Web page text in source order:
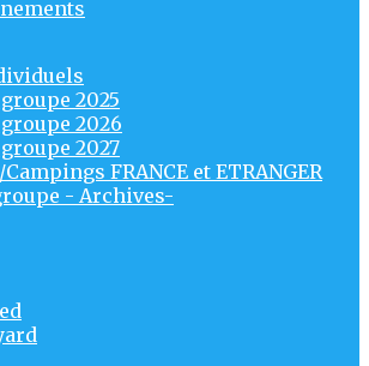
2025
2026
2027
FRANCE et ETRANGER
- Archives-